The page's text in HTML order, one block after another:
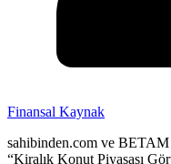
Finansal Kaynak
sahibinden.com ve
“Kiralık Konut Piyasası